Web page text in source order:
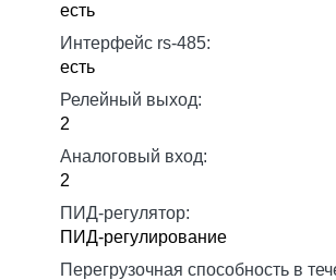
есть
Интерфейс rs-485:
есть
Релейный выход:
2
Аналоговый вход:
2
ПИД-регулятор:
ПИД-регулирование
Перегрузочная способность в